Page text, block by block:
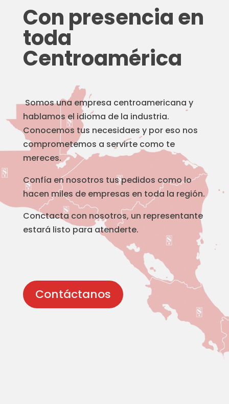
Con presencia en
toda
Centroamérica
Somos una empresa centroamericana y
hablamos el idioma de la industria.
Conocemos tus necesidaes y por eso nos
comprometemos a servirte como te
mereces.
Confía en nosotros tus pedidos como lo
hacen miles de empresas en toda la región.
Conctacta con nosotros, un representante
estará listo para atenderte.
Contáctanos